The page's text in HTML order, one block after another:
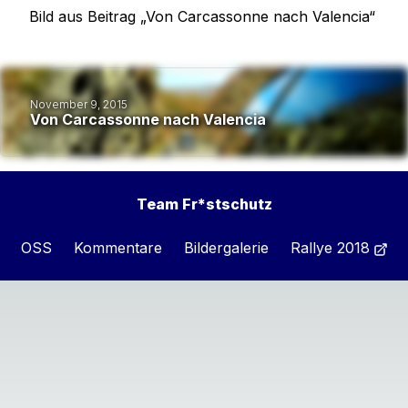
Bild aus Beitrag „Von Carcassonne nach Valencia“
November 9, 2015
Von Carcassonne nach Valencia
Team Fr*stschutz
OSS Kommentare Bildergalerie Rallye 2018